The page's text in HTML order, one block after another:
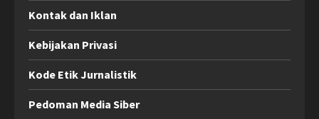
Kontak dan Iklan
Kebijakan Privasi
Kode Etik Jurnalistik
Pedoman Media Siber